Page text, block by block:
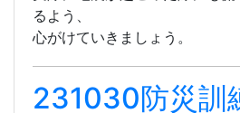
※撮影者も頭部を守りながら、
るよう、